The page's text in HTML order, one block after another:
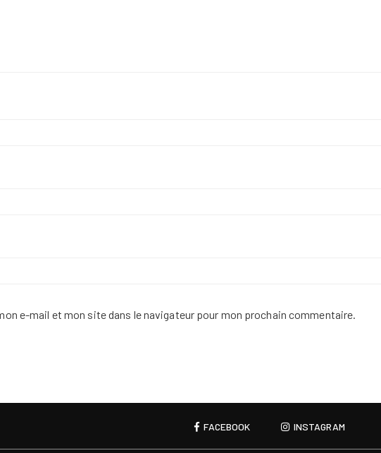
e-mail et mon site dans le navigateur pour mon prochain commentaire.
FACEBOOK INSTAGRAM